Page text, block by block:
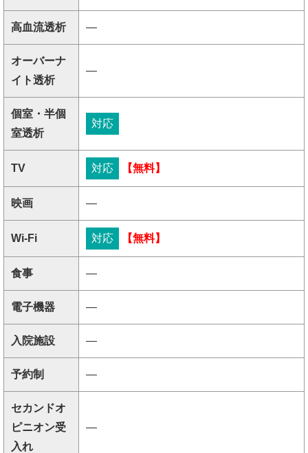
高血流透析 ―
オーバーナ
イト透析
―
個室・半個
室透析
対応
TV 対応 【無料】
映画 ―
Wi-Fi 対応 【無料】
食事 ―
電子機器 ―
入院施設 ―
予約制 ―
セカンドオ
ピニオン受
入れ
―